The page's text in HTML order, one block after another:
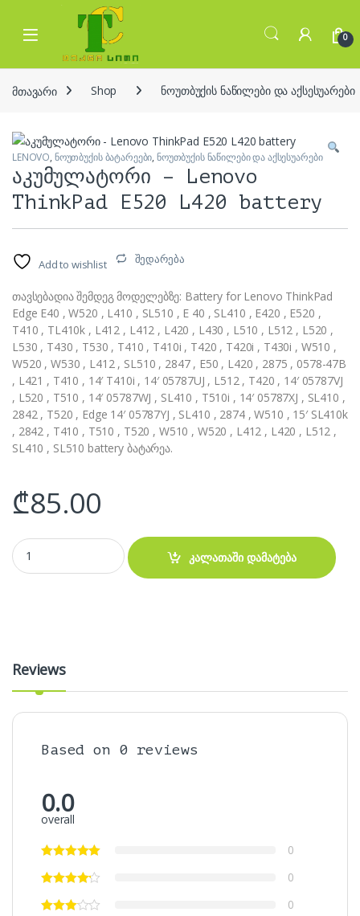
Skip to navigation
Skip to content
Open 0
მთავარი Shop ნოუთბუქის ნაწილები და აქსესუარები
LENOVO, ნოუთბუქის ბატარეები, ნოუთბუქის ნაწილები და აქსესუარები
აკუმულატორი – Lenovo
ThinkPad E520 L420 battery
Add to wishlist შედარება
თავსებადია შემდეგ მოდელებზე: Battery for Lenovo ThinkPad
Edge E40 , W520 , L410 , SL510 , E 40 , SL410 , E420 , E520 ,
T410 , TL410k , L412 , L412 , L420 , L430 , L510 , L512 , L520 ,
L530 , T430 , T530 , T410 , T410i , T420 , T420i , T430i , W510 ,
W520 , W530 , L412 , SL510 , 2847 , E50 , L420 , 2875 , 0578-47B
, L421 , T410 , 14′ T410i , 14′ 05787UJ , L512 , T420 , 14′ 05787VJ
, L520 , T510 , 14′ 05787WJ , SL410 , T510i , 14′ 05787XJ , SL410 ,
2842 , T520 , Edge 14′ 05787YJ , SL410 , 2874 , W510 , 15′ SL410k
, 2842 , T410 , T510 , T520 , W510 , W520 , L412 , L420 , L512 ,
SL410 , SL510 battery ბატარეა.
₾85.00
აკუმულატორი - Lenovo ThinkPad E520 L420 battery quantity
კალათაში დამატება
Reviews
Based on 0 reviews
0.0
overall
0
0
0